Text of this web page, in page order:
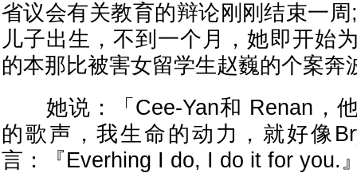
省议会有关教育的辩论刚刚结束一
儿子出生，不到一个月，她即开始
的本那比被害女留学生赵巍的个案奔
她说：「Cee-Yan和 Renan，他
的歌声，我生命的动力，就好像
言：『Everhing I do, I do it for you.